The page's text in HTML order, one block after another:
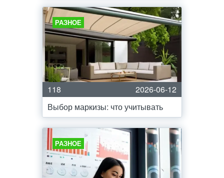
РАЗНОЕ
118
2026-06-12
Выбор маркизы: что учитывать
РАЗНОЕ